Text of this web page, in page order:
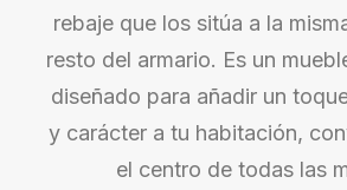
rebaje que los sitúa a la
resto del armario. Es un
diseñado para añadir un
y carácter a tu habitación,
el centro de todas las